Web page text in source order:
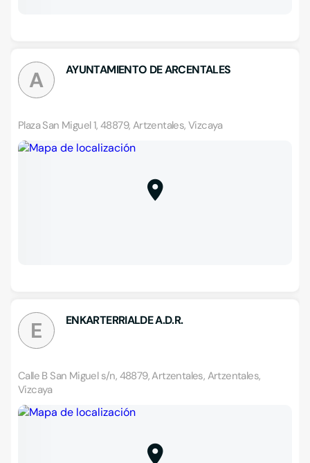
A AYUNTAMIENTO DE ARCENTALES
Plaza San Miguel 1, 48879, Artzentales, Vizcaya
E ENKARTERRIALDE A.D.R.
Calle B San Miguel s/n, 48879, Artzentales, Artzentales,
Vizcaya